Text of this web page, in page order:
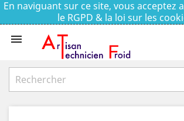
En naviguant sur ce site, vous acceptez
le RGPD & la loi sur les
